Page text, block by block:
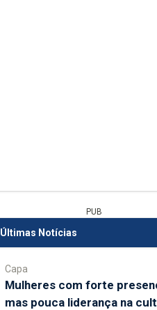
PUB
Últimas Notícias
Capa
Mulheres com forte
mas pouca liderança na